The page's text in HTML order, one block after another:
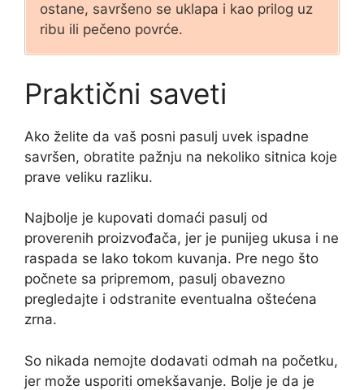
ostane, savršeno se uklapa i kao prilog uz
ribu ili pečeno povrće.
Praktični saveti
Ako želite da vaš posni pasulj uvek ispadne
savršen, obratite pažnju na nekoliko sitnica koje
prave veliku razliku.
Najbolje je kupovati domaći pasulj od
proverenih proizvođača, jer je punijeg ukusa i ne
raspada se lako tokom kuvanja. Pre nego što
počnete sa pripremom, pasulj obavezno
pregledajte i odstranite eventualna oštećena
zrna.
So nikada nemojte dodavati odmah na početku,
jer može usporiti omekšavanje. Bolje je da je